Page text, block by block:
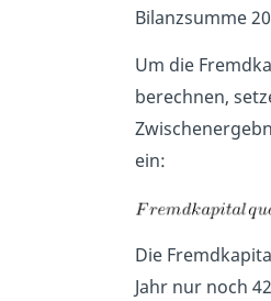
Bilanzsumme
Um die
berechnen,
ein:
Die
Jahr nur noch